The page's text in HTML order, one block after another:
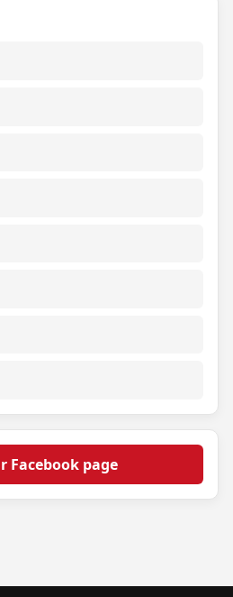
Facebook page